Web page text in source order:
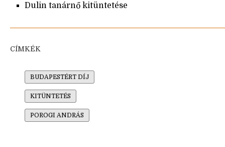
Dulin tanárnő kitüntetése
CÍMKÉK
BUDAPESTÉRT DÍJ
KITÜNTETÉS
POROGI ANDRÁS